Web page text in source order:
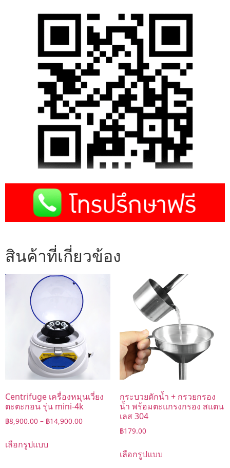
สินค้าที่เกี่ยวข้อง
Centrifuge เครื่องหมุนเวี่ยง
ตะตะกอน รุ่น mini-4k
฿8,900.00 – ฿14,900.00
เลือกรูปแบบ
กระบวยตักน้ำ + กรวยกรอง
น้ำ พร้อมตะแกรงกรอง สแตน
เลส 304
฿179.00
เลือกรูปแบบ